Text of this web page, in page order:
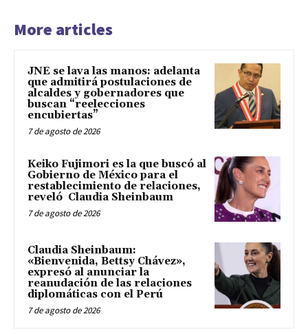
More articles
JNE se lava las manos: adelanta
que admitirá postulaciones de
alcaldes y gobernadores que
buscan “reelecciones
encubiertas”
7 de agosto de 2026
Keiko Fujimori es la que buscó al
Gobierno de México para el
restablecimiento de relaciones,
reveló Claudia Sheinbaum
7 de agosto de 2026
Claudia Sheinbaum:
«Bienvenida, Bettsy Chávez»,
expresó al anunciar la
reanudación de las relaciones
diplomáticas con el Perú
7 de agosto de 2026